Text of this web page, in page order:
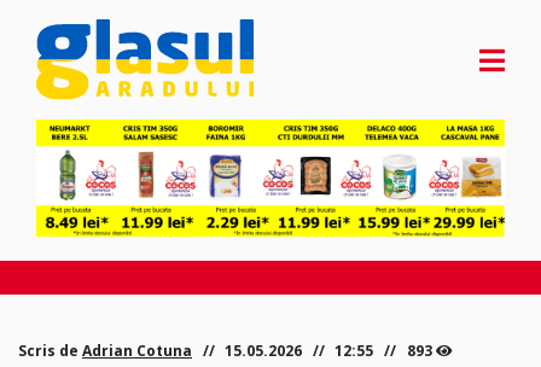
Scris de Adrian Cotuna 15.05.2026 12:55 893